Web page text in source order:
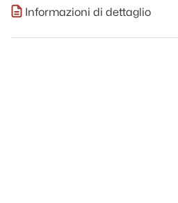
Informazioni di dettaglio